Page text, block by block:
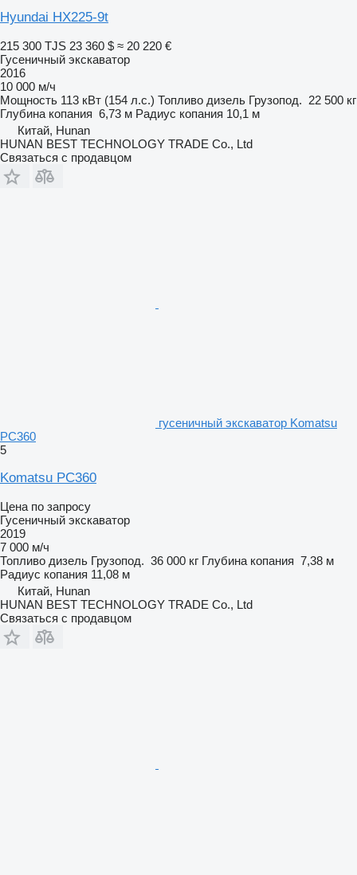
Hyundai HX225-9t
215 300 TJS 23 360 $ ≈ 20 220 €
Гусеничный экскаватор
2016
10 000 м/ч
Мощность 113 кВт (154 л.с.) Топливо дизель Грузопод. 22 500 кг
Глубина копания 6,73 м Радиус копания 10,1 м
Китай, Hunan
HUNAN BEST TECHNOLOGY TRADE Co., Ltd
Связаться с продавцом
гусеничный экскаватор Komatsu
PC360
5
Komatsu PC360
Цена по запросу
Гусеничный экскаватор
2019
7 000 м/ч
Топливо дизель Грузопод. 36 000 кг Глубина копания 7,38 м
Радиус копания 11,08 м
Китай, Hunan
HUNAN BEST TECHNOLOGY TRADE Co., Ltd
Связаться с продавцом